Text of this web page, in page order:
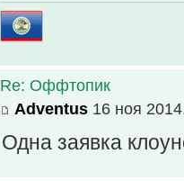
Re: Оффтопик
Adventus 16 ноя
Одна заявка